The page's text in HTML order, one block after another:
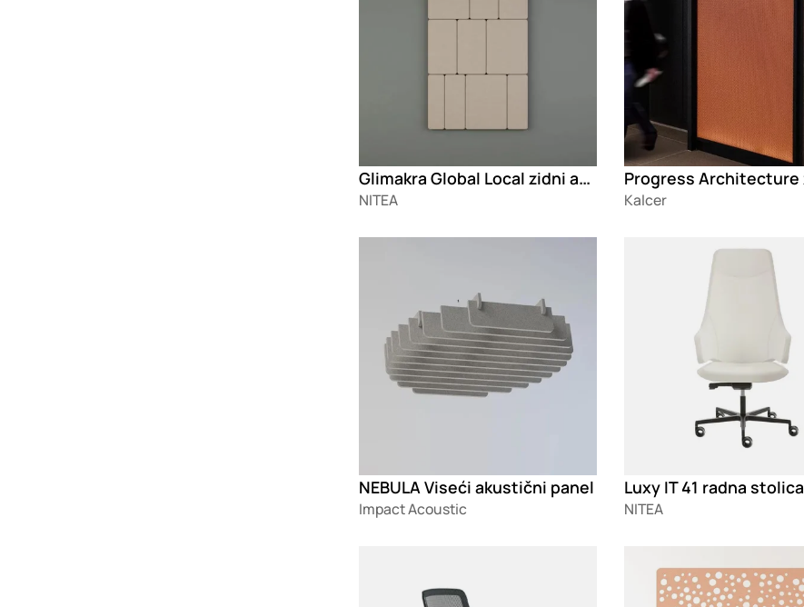
Glimakra Global Local zidni akustični paneli
NITEA Kalcer
NEBULA Viseći akustični panel
Impact Acoustic
Luxy IT 41 radna stolica
NITEA